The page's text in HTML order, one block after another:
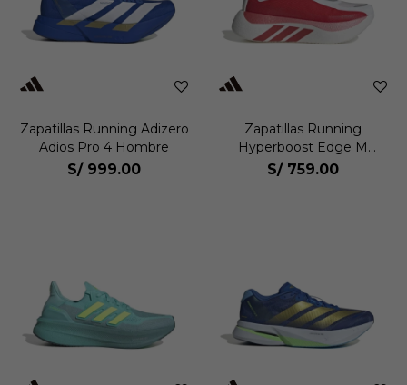
Zapatillas Running Adizero
Adios Pro 4 Hombre
S/ 999.00
Zapatillas Running
Hyperboost Edge M
Hombre
S/ 759.00